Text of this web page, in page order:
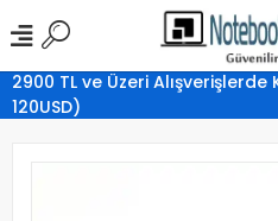
2900 TL ve Üzeri
120USD)